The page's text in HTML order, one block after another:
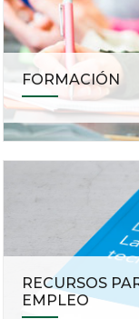
FORMACIÓN
RECURSOS
EMPLEO